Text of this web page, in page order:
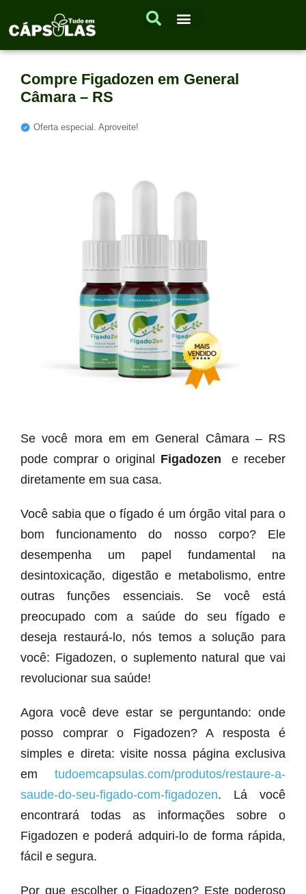
Compre Figadozen em General
Câmara – RS
Oferta especial. Aproveite!
Se você mora em em General Câmara – RS
pode comprar o original Figadozen
e receber
diretamente em sua casa.
Você sabia que o fígado é um órgão vital para o
bom funcionamento do nosso corpo? Ele
desempenha um papel fundamental na
desintoxicação, digestão e metabolismo, entre
outras funções essenciais. Se você está
preocupado com a saúde do seu fígado e
deseja restaurá-lo, nós temos a solução para
você: Figadozen, o suplemento natural que vai
revolucionar sua saúde!
Agora você deve estar se perguntando: onde
posso comprar o Figadozen? A resposta é
simples e direta: visite nossa página exclusiva
em tudoemcapsulas.com/produtos/restaure-a-
saude-do-seu-figado-com-figadozen. Lá você
encontrará todas as informações sobre o
Figadozen e poderá adquiri-lo de forma rápida,
fácil e segura.
Por que escolher o Figadozen? Este poderoso